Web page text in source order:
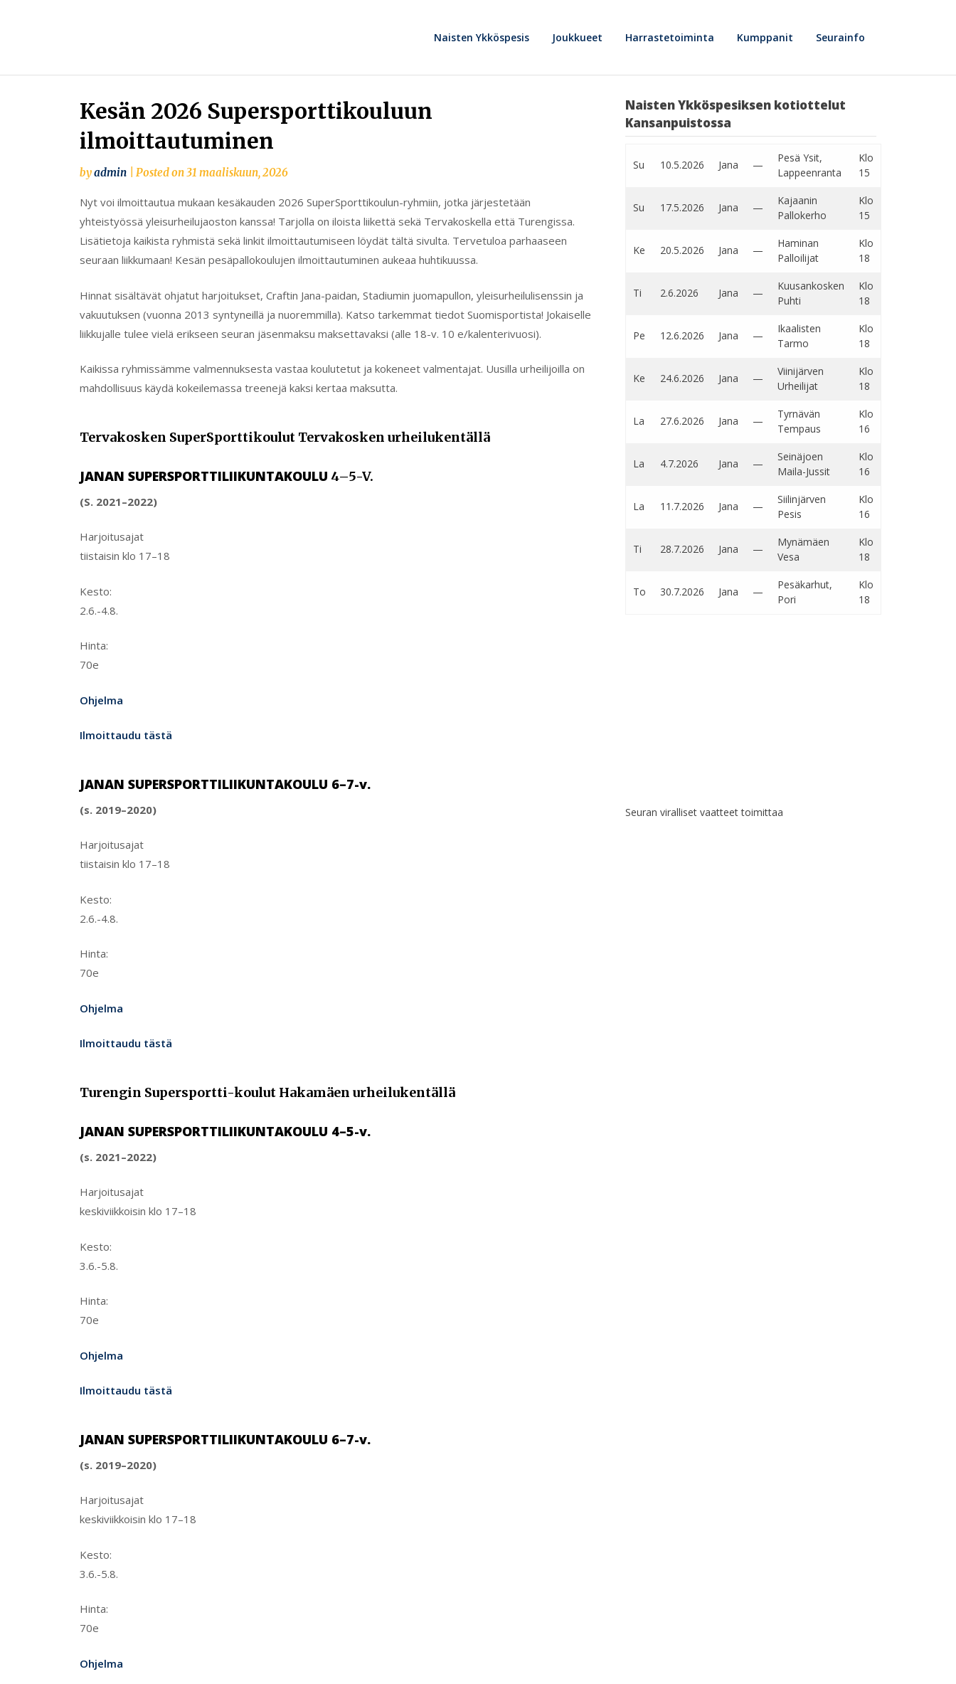
Naisten Ykköspesis Joukkueet Harrastetoiminta Kumppanit Seurainfo
Kesän 2026 Supersporttikouluun
ilmoittautuminen
byadmin Posted on31 maaliskuun, 2026
Nyt voi ilmoittautua mukaan kesäkauden 2026 SuperSporttikoulun-ryhmiin, jotka järjestetään
yhteistyössä yleisurheilujaoston kanssa! Tarjolla on iloista liikettä sekä Tervakoskella että Turengissa.
Lisätietoja kaikista ryhmistä sekä linkit ilmoittautumiseen löydät tältä sivulta. Tervetuloa parhaaseen
seuraan liikkumaan! Kesän pesäpallokoulujen ilmoittautuminen aukeaa huhtikuussa.
Hinnat sisältävät ohjatut harjoitukset, Craftin Jana-paidan, Stadiumin juomapullon, yleisurheilulisenssin ja
vakuutuksen (vuonna 2013 syntyneillä ja nuoremmilla). Katso tarkemmat tiedot Suomisportista! Jokaiselle
liikkujalle tulee vielä erikseen seuran jäsenmaksu maksettavaksi (alle 18-v. 10 e/kalenterivuosi).
Kaikissa ryhmissämme valmennuksesta vastaa koulutetut ja kokeneet valmentajat. Uusilla urheilijoilla on
mahdollisuus käydä kokeilemassa treenejä kaksi kertaa maksutta.
Tervakosken SuperSporttikoulut Tervakosken urheilukentällä
JANAN SUPERSPORTTILIIKUNTAKOULU 4–5-V.
(S. 2021–2022)
Harjoitusajat
tiistaisin klo 17–18
Kesto:
2.6.-4.8.
Hinta:
70e
Ohjelma
Ilmoittaudu tästä
JANAN SUPERSPORTTILIIKUNTAKOULU 6–7-v.
(s. 2019–2020)
Harjoitusajat
tiistaisin klo 17–18
Kesto:
2.6.-4.8.
Hinta:
70e
Ohjelma
Ilmoittaudu tästä
Turengin Supersportti-koulut Hakamäen urheilukentällä
JANAN SUPERSPORTTILIIKUNTAKOULU 4–5-v.
(s. 2021–2022)
Harjoitusajat
keskiviikkoisin klo 17–18
Kesto:
3.6.-5.8.
Hinta:
70e
Ohjelma
Ilmoittaudu tästä
JANAN SUPERSPORTTILIIKUNTAKOULU 6–7-v.
(s. 2019–2020)
Harjoitusajat
keskiviikkoisin klo 17–18
Kesto:
3.6.-5.8.
Hinta:
70e
Ohjelma
Naisten Ykköspesiksen kotiottelut
Kansanpuistossa
Su 10.5.2026 Jana —
Pesä Ysit,
Lappeenranta
Klo
15
Su 17.5.2026 Jana —
Kajaanin
Pallokerho
Klo
15
Ke 20.5.2026 Jana —
Haminan
Palloilijat
Klo
18
Ti 2.6.2026 Jana —
Kuusankosken
Puhti
Klo
18
Pe 12.6.2026 Jana —
Ikaalisten
Tarmo
Klo
18
Ke 24.6.2026 Jana —
Viinijärven
Urheilijat
Klo
18
La 27.6.2026 Jana —
Tyrnävän
Tempaus
Klo
16
La 4.7.2026 Jana —
Seinäjoen
Maila-Jussit
Klo
16
La 11.7.2026 Jana —
Siilinjärven
Pesis
Klo
16
Ti 28.7.2026 Jana —
Mynämäen
Vesa
Klo
18
To 30.7.2026 Jana —
Pesäkarhut,
Pori
Klo
18
Seuran viralliset vaatteet toimittaa